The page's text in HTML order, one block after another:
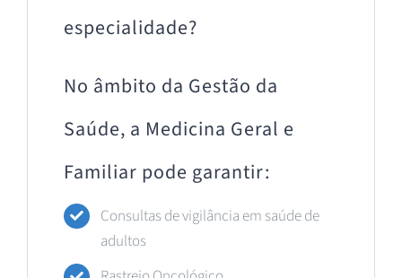
especialidade?
No âmbito da Gestão da
Saúde, a Medicina Geral e
Familiar pode garantir:
Consultas de vigilância em saúde de
adultos